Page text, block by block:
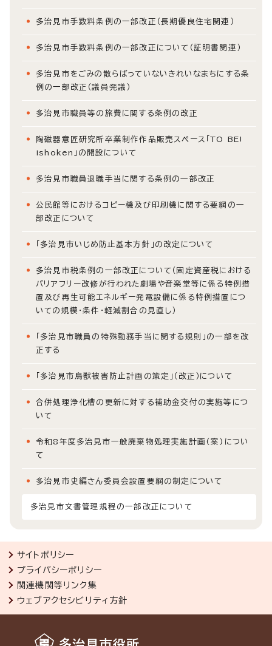
多治見市手数料条例の一部改正（長期優良住宅関連）
多治見市手数料条例の一部改正について（証明書関連）
多治見市をごみの散らばっていないきれいなまちにする条
例の一部改正（議員発議）
多治見市職員等の旅費に関する条例の改正
陶磁器意匠研究所卒業制作作品販売スペース「TO BE!
ishoken」の開設について
多治見市職員退職手当に関する条例の一部改正
公民館等におけるコピー機及び印刷機に関する要綱の一
部改正について
「多治見市いじめ防止基本方針」の改定について
多治見市税条例の一部改正について（固定資産税における
バリアフリー改修が行われた劇場や音楽堂等に係る特例措
置及び再生可能エネルギー発電設備に係る特例措置につ
いての規模・条件・軽減割合の見直し）
「多治見市職員の特殊勤務手当に関する規則」の一部を改
正する
「多治見市鳥獣被害防止計画の策定」（改正）について
合併処理浄化槽の更新に対する補助金交付の実施等につ
いて
令和8年度多治見市一般廃棄物処理実施計画(案)につい
て
多治見市史編さん委員会設置要綱の制定について
多治見市文書管理規程の一部改正について
サイトポリシー
プライバシーポリシー
関連機関等リンク集
ウェブアクセシビリティ方針